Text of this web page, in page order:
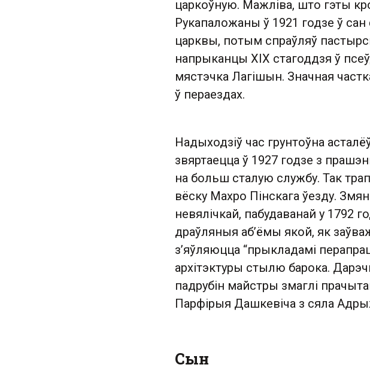
царкоўную. Мажліва, што гэты
Рукапаложаны ў 1921 годзе ў
царквы, потым спраўляў
напрыканцы ХІХ стагоддзя ў
мястэчка Лагішын. Значная
ў пераездах.
Надыходзіў час грунтоўна
звяртаецца ў 1927 годзе з
на больш сталую службу. Так
вёску Махро Пінскага ўезду.
невялічкай, пабудаванай у 1792
драўляныя аб’ёмы якой, як
з’яўляюцца “прыкладамі
архітэктуры стылю барока.
падрубін майстры змаглі
Парфірыя Дашкевіча з сяла
Сын